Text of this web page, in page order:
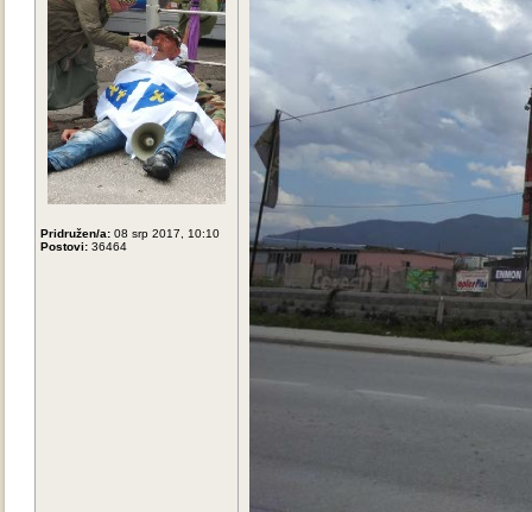
Pridružen/a: 08 srp 2017, 10:10
Postovi: 36464